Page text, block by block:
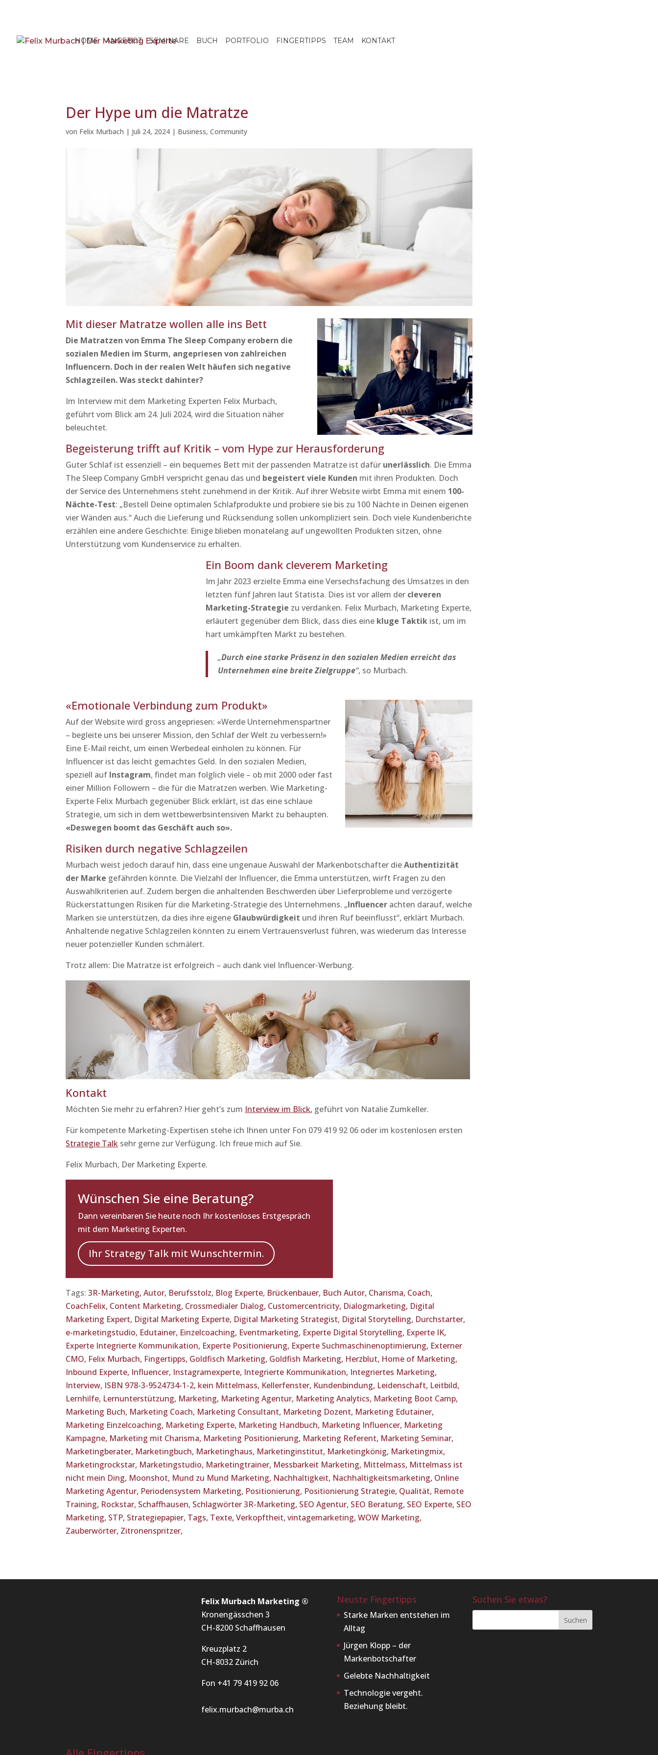
HOME ANGEBOT SEMINARE BUCH PORTFOLIO FINGERTIPPS TEAM KONTAKT
Der Hype um die Matratze
von Felix Murbach | Juli 24, 2024 | Business,Community
Mit dieser Matratze wollen alle ins Bett
Die Matratzen von Emma The Sleep Company erobern die
sozialen Medien im Sturm, angepriesen von zahlreichen
Influencern. Doch in der realen Welt häufen sich negative
Schlagzeilen. Was steckt dahinter?
Im Interview mit dem Marketing Experten Felix Murbach,
geführt vom Blick am 24. Juli 2024, wird die Situation näher
beleuchtet.
Begeisterung trifft auf Kritik – vom Hype zur Herausforderung
Guter Schlaf ist essenziell – ein bequemes Bett mit der passenden Matratze ist dafür unerlässlich. Die Emma
The Sleep Company GmbH verspricht genau das und begeistert viele Kunden mit ihren Produkten. Doch
der Service des Unternehmens steht zunehmend in der Kritik. Auf ihrer Website wirbt Emma mit einem 100-
Nächte-Test: „Bestell Deine optimalen Schlafprodukte und probiere sie bis zu 100 Nächte in Deinen eigenen
vier Wänden aus.“ Auch die Lieferung und Rücksendung sollen unkompliziert sein. Doch viele Kundenberichte
erzählen eine andere Geschichte: Einige blieben monatelang auf ungewollten Produkten sitzen, ohne
Unterstützung vom Kundenservice zu erhalten.
Ein Boom dank cleverem Marketing
Im Jahr 2023 erzielte Emma eine Versechsfachung des Umsatzes in den
letzten fünf Jahren laut Statista. Dies ist vor allem der cleveren
Marketing-Strategie zu verdanken. Felix Murbach, Marketing Experte,
erläutert gegenüber dem Blick, dass dies eine kluge Taktikist, um im
hart umkämpften Markt zu bestehen.
„Durch eine starke Präsenz in den sozialen Medien erreicht das
Unternehmen eine breite Zielgruppe“, so Murbach.
«Emotionale Verbindung zum Produkt»
Auf der Website wird gross angepriesen: «Werde Unternehmenspartner
– begleite uns bei unserer Mission, den Schlaf der Welt zu verbessern!»
Eine E-Mail reicht, um einen Werbedeal einholen zu können. Für
Influencer ist das leicht gemachtes Geld. In den sozialen Medien,
speziell auf Instagram, findet man folglich viele – ob mit 2000 oder fast
einer Million Followern – die für die Matratzen werben. Wie Marketing-
Experte Felix Murbach gegenüber Blick erklärt, ist das eine schlaue
Strategie, um sich in dem wettbewerbsintensiven Markt zu behaupten.
«Deswegen boomt das Geschäft auch so».
Risiken durch negative Schlagzeilen
Murbach weist jedoch darauf hin, dass eine ungenaue Auswahl der Markenbotschafter dieAuthentizität
der Marke gefährden könnte. Die Vielzahl der Influencer, die Emma unterstützen, wirft Fragen zu den
Auswahlkriterien auf. Zudem bergen die anhaltenden Beschwerden über Lieferprobleme und verzögerte
Rückerstattungen Risiken für die Marketing-Strategie des Unternehmens. „Influencer achten darauf, welche
Marken sie unterstützen, da dies ihre eigene Glaubwürdigkeit und ihren Ruf beeinflusst“, erklärt Murbach.
Anhaltende negative Schlagzeilen könnten zu einem Vertrauensverlust führen, was wiederum das Interesse
neuer potenzieller Kunden schmälert.
Trotz allem: Die Matratze ist erfolgreich – auch dank viel Influencer-Werbung.
Kontakt
Möchten Sie mehr zu erfahren? Hier geht’s zum Interview im Blick, geführt von Natalie Zumkeller.
Für kompetente Marketing-Expertisen stehe ich Ihnen unter Fon 079 419 92 06 oder im kostenlosen ersten
Strategie Talk sehr gerne zur Verfügung. Ich freue mich auf Sie.
Felix Murbach, Der Marketing Experte.
Wünschen Sie eine Beratung?
Dann vereinbaren Sie heute noch Ihr kostenloses Erstgespräch
mit dem Marketing Experten.
Ihr Strategy Talk mit Wunschtermin.
Tags:3R-Marketing,Autor, Berufsstolz, Blog Experte, Brückenbauer, Buch Autor, Charisma, Coach,
CoachFelix, Content Marketing, Crossmedialer Dialog, Customercentricity, Dialogmarketing, Digital
Marketing Expert, Digital Marketing Experte, Digital Marketing Strategist, Digital Storytelling, Durchstarter,
e-marketingstudio, Edutainer, Einzelcoaching, Eventmarketing, Experte Digital Storytelling, Experte IK,
Experte Integrierte Kommunikation, Experte Positionierung, Experte Suchmaschinenoptimierung, Externer
CMO, Felix Murbach, Fingertipps, Goldfisch Marketing, Goldfish Marketing, Herzblut, Home of Marketing,
Inbound Experte, Influencer, Instagramexperte, Integrierte Kommunikation, Integriertes Marketing,
Interview, ISBN 978-3-9524734-1-2, kein Mittelmass, Kellerfenster, Kundenbindung, Leidenschaft, Leitbild,
Lernhilfe, Lernunterstützung, Marketing, Marketing Agentur, Marketing Analytics, Marketing Boot Camp,
Marketing Buch, Marketing Coach, Marketing Consultant, Marketing Dozent, Marketing Edutainer,
Marketing Einzelcoaching, Marketing Experte, Marketing Handbuch, Marketing Influencer, Marketing
Kampagne, Marketing mit Charisma, Marketing Positionierung, Marketing Referent, Marketing Seminar,
Marketingberater, Marketingbuch, Marketinghaus, Marketinginstitut, Marketingkönig, Marketingmix,
Marketingrockstar, Marketingstudio, Marketingtrainer, Messbarkeit Marketing, Mittelmass, Mittelmass ist
nicht mein Ding, Moonshot, Mund zu Mund Marketing, Nachhaltigkeit, Nachhaltigkeitsmarketing, Online
Marketing Agentur, Periodensystem Marketing, Positionierung, Positionierung Strategie, Qualität, Remote
Training, Rockstar, Schaffhausen, Schlagwörter 3R-Marketing, SEO Agentur, SEO Beratung, SEO Experte, SEO
Marketing, STP, Strategiepapier, Tags, Texte,Verkopftheit,vintagemarketing,WOW Marketing,
Zauberwörter, Zitronenspritzer,
Felix Murbach Marketing ®
Kronengässchen 3
CH-8200 Schaffhausen
Kreuzplatz 2
CH-8032 Zürich
Fon +41 79 419 92 06
felix.murbach@murba.ch
Neuste Fingertipps
Starke Marken entstehen im
Alltag
Jürgen Klopp – der
Markenbotschafter
Gelebte Nachhaltigkeit
Technologie vergeht.
Beziehung bleibt.
Suchen Sie etwas?